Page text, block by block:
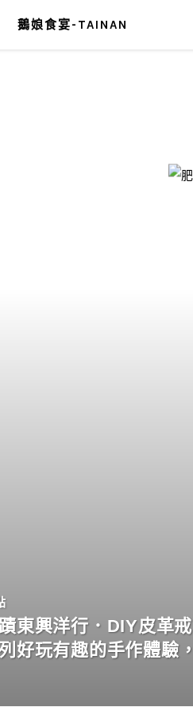
鵝娘食宴-TAINAN
太厚-鵝娘的後宮
東興洋行．DIY皮革戒
好玩有趣的手作體驗，